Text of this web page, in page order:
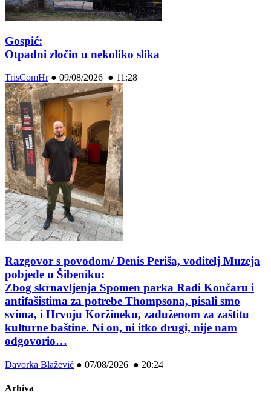
Gospić:
Otpadni zločin u nekoliko slika
TrisComHr● 09/08/2026 ● 11:28
Razgovor s povodom/ Denis Periša, voditelj Muzeja
pobjede u Šibeniku:
Zbog skrnavljenja Spomen parka Radi Končaru i
antifašistima za potrebe Thompsona, pisali smo
svima, i Hrvoju Koržineku, zaduženom za zaštitu
kulturne baštine. Ni on, ni itko drugi, nije nam
odgovorio…
Davorka Blažević ● 07/08/2026 ● 20:24
Arhiva